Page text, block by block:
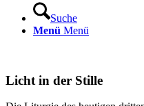
Suche
Menü Menü
Licht in der Stille